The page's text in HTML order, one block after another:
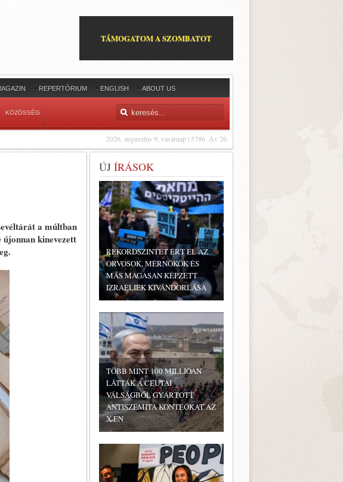
TÁMOGATOM A SZOMBATOT
REPERTÓRIUM ENGLISH ABOUT US
KÖZÖSSÉG
2026. augusztus 9, vasárnap | 5786. Áv 26
a múltban
kinevezett
ÚJ ÍRÁSOK
REKORDSZINTET ÉRT EL AZ
ORVOSOK, MÉRNÖKÖK ÉS
MÁS MAGASAN KÉPZETT
IZRAELIEK KIVÁNDORLÁSA
TÖBB MINT 100 MILLIÓAN
LÁTTÁK A CEUTAI
VÁLSÁGBÓL GYÁRTOTT
ANTISZEMITA KONTEÓKAT AZ
X-EN